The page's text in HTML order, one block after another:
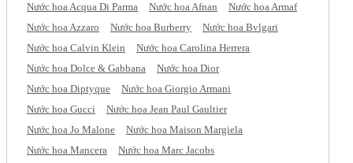
Nước hoa Acqua Di Parma
Nước hoa Afnan
Nước hoa Armaf
Nước hoa Azzaro
Nước hoa Burberry
Nước hoa Bvlgari
Nước hoa Calvin Klein
Nước hoa Carolina Herrera
Nước hoa Dolce & Gabbana
Nước hoa Dior
Nước hoa Diptyque
Nước hoa Giorgio Armani
Nước hoa Gucci
Nước hoa Jean Paul Gaultier
Nước hoa Jo Malone
Nước hoa Maison Margiela
Nước hoa Mancera
Nước hoa Marc Jacobs